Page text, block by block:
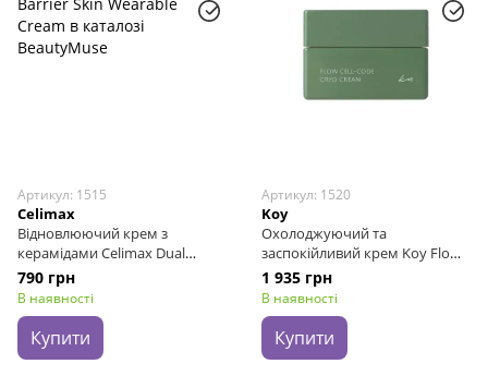
Артикул: 1515
Celimax
Відновлюючий крем з
керамідами Celimax Dual
Barrier Skin Wearable Cream, 50
мл
790 грн
В наявності
Купити
Артикул: 1520
Koy
Охолоджуючий та
заспокійливий крем Koy Flow
Cell-Code Cryo Cream, 50 мл
1 935 грн
В наявності
Купити